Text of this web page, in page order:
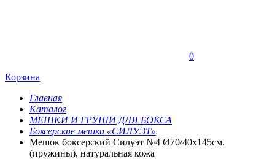
0
Корзина
Главная
Каталог
МЕШКИ И ГРУШИ ДЛЯ БОКСА
Боксерские мешки «СИЛУЭТ»
Мешок боксерский Силуэт №4 Ø70/40х145см.
(пружины), натуральная кожа